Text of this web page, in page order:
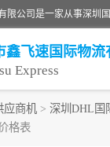
鑫飞速国际物流
Express
应商机 > 深圳DHL国
格表